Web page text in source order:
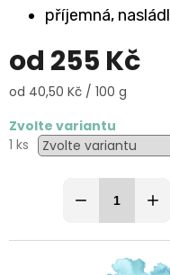
příjemná,
od 255 Kč
Měrná
od 40,50 Kč / 100 g
Zvolte variantu
1 ks